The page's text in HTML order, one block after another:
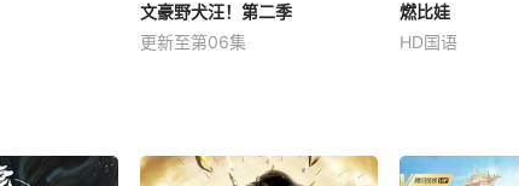
文豪野犬汪！第二季
更新至第06集
燃比娃
HD国语